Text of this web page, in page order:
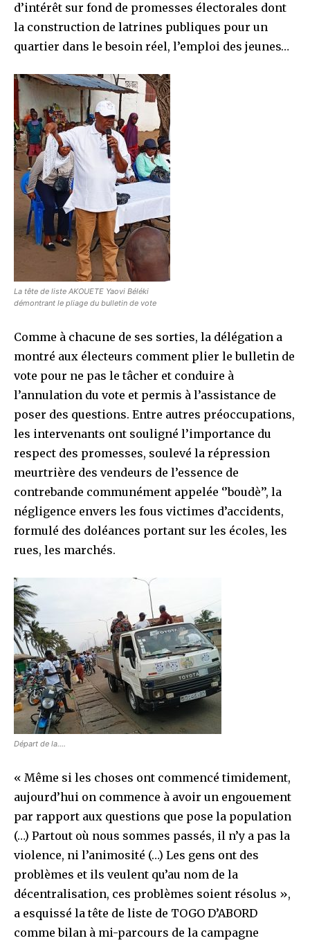
d’intérêt sur fond de promesses électorales dont
la construction de latrines publiques pour un
quartier dans le besoin réel, l’emploi des jeunes…
La tête de liste AKOUETE Yaovi Béléki
démontrant le pliage du bulletin de vote
Comme à chacune de ses sorties, la délégation a
montré aux électeurs comment plier le bulletin de
vote pour ne pas le tâcher et conduire à
l’annulation du vote et permis à l’assistance de
poser des questions. Entre autres préoccupations,
les intervenants ont souligné l’importance du
respect des promesses, soulevé la répression
meurtrière des vendeurs de l’essence de
contrebande communément appelée ‘’boudè’’, la
négligence envers les fous victimes d’accidents,
formulé des doléances portant sur les écoles, les
rues, les marchés.
Départ de la….
« Même si les choses ont commencé timidement,
aujourd’hui on commence à avoir un engouement
par rapport aux questions que pose la population
(…) Partout où nous sommes passés, il n’y a pas la
violence, ni l’animosité (…) Les gens ont des
problèmes et ils veulent qu’au nom de la
décentralisation, ces problèmes soient résolus »,
a esquissé la tête de liste de TOGO D’ABORD
comme bilan à mi-parcours de la campagne